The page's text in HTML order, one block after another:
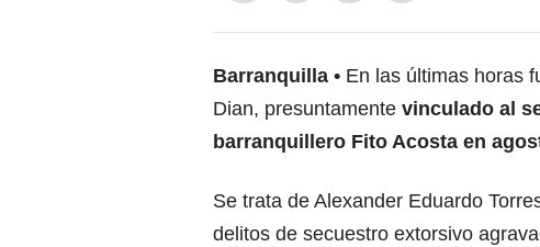
Barranquilla
En las últimas horas
Dian, presuntamente vinculado al
barranquillero Fito Acosta en
Se trata de Alexander Eduardo
delitos de secuestro extorsivo